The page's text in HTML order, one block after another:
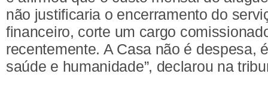
não justificaria o encerramento do
financeiro, corte um cargo
recentemente. A Casa não é despesa,
saúde e humanidade”, declarou na